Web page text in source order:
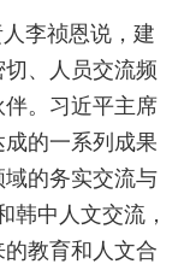
李祯恩说，建
、人员交流频
。习近平主席
的一系列成果
的务实交流与
韩中人文交流，
教育和人文合